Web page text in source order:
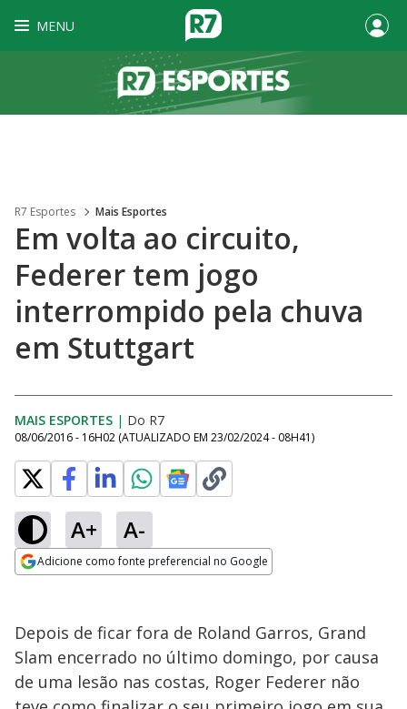
MENU
R7 Esportes Mais Esportes
Em volta ao circuito,
Federer tem jogo
interrompido pela chuva
em Stuttgart
MAIS ESPORTES | Do R7
08/06/2016 - 16H02 (ATUALIZADO EM 23/02/2024 - 08H41)
A+ A-
Adicione como fonte preferencial no Google
Depois de ficar fora de Roland Garros, Grand
Slam encerrado no último domingo, por causa
de uma lesão nas costas, Roger Federer não